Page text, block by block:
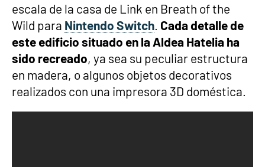
escala de la casa de Link en Breath of the
Wild para Nintendo Switch. Cada detalle de
este edificio situado en la Aldea Hatelia ha
sido recreado, ya sea su peculiar estructura
en madera, o algunos objetos decorativos
realizados con una impresora 3D doméstica.